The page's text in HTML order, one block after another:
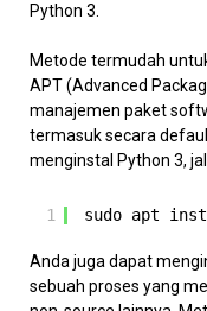
Python 3.
Metode termudah
APT (Advanced
manajemen paket
termasuk secara
menginstal Python 3,
1 sudo apt
Anda juga dapat
sebuah proses yang